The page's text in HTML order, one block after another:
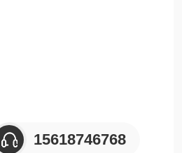
15618746768